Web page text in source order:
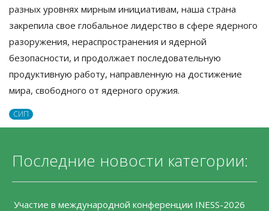
разных уровнях мирным инициативам, наша страна
закрепила свое глобальное лидерство в сфере ядерного
разоружения, нераспространения и ядерной
безопасности, и продолжает последовательную
продуктивную работу, направленную на достижение
мира, свободного от ядерного оружия.
СИП
Последние новости категории:
Участие в международной конференции INESS-2026